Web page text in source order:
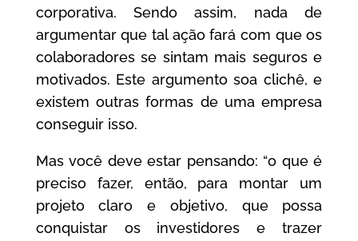
corporativa. Sendo assim, nada de
argumentar que tal ação fará com que os
colaboradores se sintam mais seguros e
motivados. Este argumento soa clichê, e
existem outras formas de uma empresa
conseguir isso.
Mas você deve estar pensando: “o que é
preciso fazer, então, para montar um
projeto claro e objetivo, que possa
conquistar os investidores e trazer